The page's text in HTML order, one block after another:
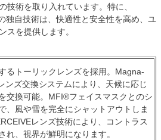
技術を取り入れています。特に、
独自技術は、快適性と安全性を高め、ユ
スを提供します。
るトーリックレンズを採用。Magna-
ンズ交換システムにより、天候に応じ
交換可能。MFI®フェイスマスクとのシ
、風や雪を完全にシャットアウトしま
レンズ技術により、コントラス
れ、視界が鮮明になります。